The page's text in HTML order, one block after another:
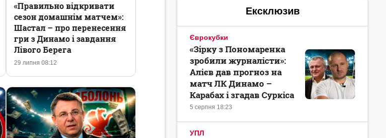
29 липня 08:12
«Правильно відкривати
сезон домашнім матчем»:
Шастал – про перенесення
гри з Динамо і завдання
Лівого Берега
Ексклюзив
Єврокубки
5 серпня 18:23
«Зірку з Пономаренка
зробили журналісти»:
Алієв дав прогноз на
матч ЛК Динамо –
Карабах і згадав Суркіса
УПЛ